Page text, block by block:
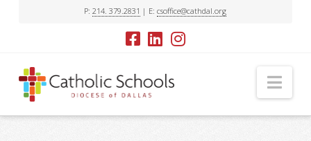
P:214. 379.2831 | E:csoffice@cathdal.org